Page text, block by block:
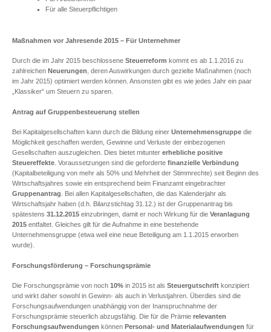
Für alle Steuerpflichtigen
Maßnahmen vor Jahresende 2015 – Für Unternehmer
Durch die im Jahr 2015 beschlossene Steuerreform kommt es ab 1.1.2016 zu
zahlreichen Neuerungen , deren Auswirkungen durch gezielte Maßnahmen (noch
im Jahr 2015) optimiert werden können. Ansonsten gibt es wie jedes Jahr ein paar
„Klassiker“ um Steuern zu sparen.
Antrag auf Gruppenbesteuerung stellen
Bei Kapitalgesellschaften kann durch die Bildung einer Unternehmensgruppe die
Möglichkeit geschaffen werden, Gewinne und Verluste der einbezogenen
Gesellschaften auszugleichen. Dies bietet mitunter erhebliche positive
Steuereffekte . Voraussetzungen sind die geforderte finanzielle Verbindung
(Kapitalbeteiligung von mehr als 50% und Mehrheit der Stimmrechte) seit Beginn des
Wirtschaftsjahres sowie ein entsprechend beim Finanzamt eingebrachter
Gruppenantrag . Bei allen Kapitalgesellschaften, die das Kalenderjahr als
Wirtschaftsjahr haben (d.h. Bilanzstichtag 31.12.) ist der Gruppenantrag bis
spätestens 31.12.2015 einzubringen, damit er noch Wirkung für die Veranlagung
2015 entfaltet. Gleiches gilt für die Aufnahme in eine bestehende
Unternehmensgruppe (etwa weil eine neue Beteiligung am 1.1.2015 erworben
wurde).
Forschungsförderung – Forschungsprämie
Die Forschungsprämie von noch 10% in 2015 ist als Steuergutschrift konzipiert
und wirkt daher sowohl in Gewinn- als auch in Verlustjahren. Überdies sind die
Forschungsaufwendungen unabhängig von der Inanspruchnahme der
Forschungsprämie steuerlich abzugsfähig. Die für die Prämie relevanten
Forschungsaufwendungen können Personal- und Materialaufwendungen für